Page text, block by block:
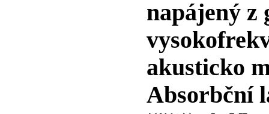
napájený z
akusticko
Absorbční